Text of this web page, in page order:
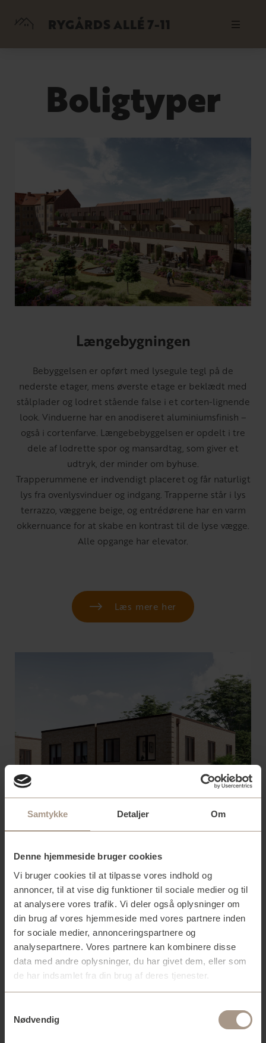
Samtykke Detaljer Om
Denne hjemmeside bruger cookies
Vi bruger cookies til at tilpasse vores indhold og
annoncer, til at vise dig funktioner til sociale medier og til
at analysere vores trafik. Vi deler også oplysninger om
din brug af vores hjemmeside med vores partnere inden
for sociale medier, annonceringspartnere og
analysepartnere. Vores partnere kan kombinere disse
data med andre oplysninger, du har givet dem, eller som
de har indsamlet fra din brug af deres tjenester.
Nødvendig
RYGÅRDS ALLÉ 7-11
Boligtyper
Længebygningen
Bebyggelsen er opført med lysegule tegl på de
nederste etager, mens øverste etage er beklædt med
stålplader og lodret stående false i et corten-lignende
look. Vinduerne har en anodiseret aluminiumsfinish –
også i cortenfarve. Længebebyggelsen er opdelt i tre
dele af lodrette spor og mansardtag, som giver et
udtryk, der minder om byhuse.
Trapperummene er indvendigt placeret og får naturligt
lys fra ovenlysvinduer og indgang. Trapperne står i lys
terrazzo, væggene beige, og entrédørene har en varm
okkernuance for at skabe en kontrast til de lyse vægge.
Alle opgange har elevator.
Læs mere her
Dobbelthusene
Bebyggelsen er opført med lysegule tegl. Vinduerne
har en anodiseret aluminiumsfinish i corten look.
Bygningshøjden på dobbelthusene er på to etager,